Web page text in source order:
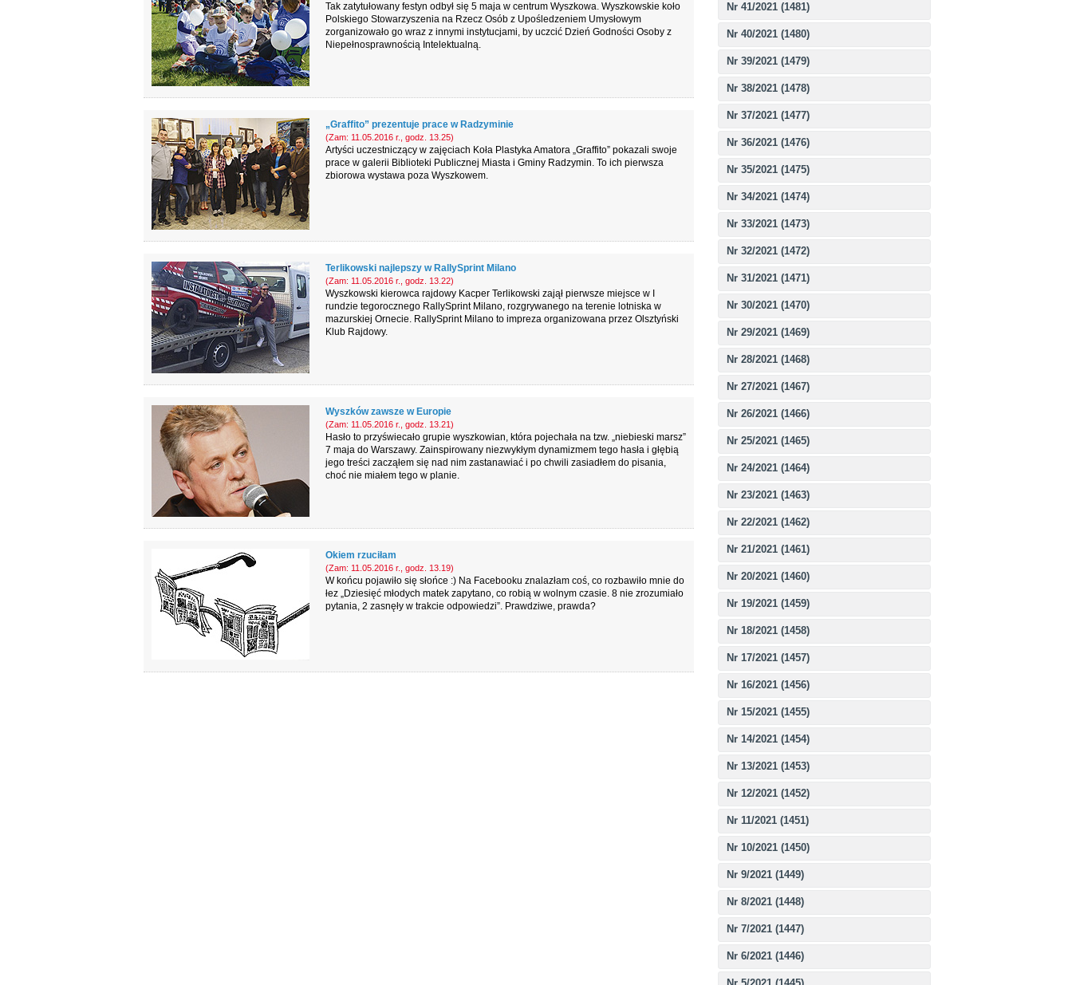
Nr 41/2021 (1481)
Nr 40/2021 (1480)
Nr 39/2021 (1479)
Nr 38/2021 (1478)
Nr 37/2021 (1477)
Nr 36/2021 (1476)
Nr 35/2021 (1475)
Nr 34/2021 (1474)
Nr 33/2021 (1473)
Nr 32/2021 (1472)
Nr 31/2021 (1471)
Nr 30/2021 (1470)
Nr 29/2021 (1469)
Nr 28/2021 (1468)
Nr 27/2021 (1467)
Nr 26/2021 (1466)
Nr 25/2021 (1465)
Nr 24/2021 (1464)
Nr 23/2021 (1463)
Nr 22/2021 (1462)
Nr 21/2021 (1461)
Nr 20/2021 (1460)
Nr 19/2021 (1459)
Nr 18/2021 (1458)
Nr 17/2021 (1457)
Nr 16/2021 (1456)
Nr 15/2021 (1455)
Nr 14/2021 (1454)
Nr 13/2021 (1453)
Nr 12/2021 (1452)
Nr 11/2021 (1451)
Nr 10/2021 (1450)
Nr 9/2021 (1449)
Nr 8/2021 (1448)
Nr 7/2021 (1447)
Nr 6/2021 (1446)
Tak zatytułowany festyn odbył się 5 maja w centrum Wyszkowa. Wyszkowskie koło
Polskiego Stowarzyszenia na Rzecz Osób z Upośledzeniem Umysłowym
zorganizowało go wraz z innymi instytucjami, by uczcić Dzień Godności Osoby z
Niepełnosprawnością Intelektualną.
„Graffito” prezentuje prace w Radzyminie
(Zam: 11.05.2016 r., godz. 13.25)
Artyści uczestniczący w zajęciach Koła Plastyka Amatora „Graffito” pokazali swoje
prace w galerii Biblioteki Publicznej Miasta i Gminy Radzymin. To ich pierwsza
zbiorowa wystawa poza Wyszkowem.
Terlikowski najlepszy w RallySprint Milano
(Zam: 11.05.2016 r., godz. 13.22)
Wyszkowski kierowca rajdowy Kacper Terlikowski zajął pierwsze miejsce w I
rundzie tegorocznego RallySprint Milano, rozgrywanego na terenie lotniska w
mazurskiej Ornecie. RallySprint Milano to impreza organizowana przez Olsztyński
Klub Rajdowy.
Wyszków zawsze w Europie
(Zam: 11.05.2016 r., godz. 13.21)
Hasło to przyświecało grupie wyszkowian, która pojechała na tzw. „niebieski marsz”
7 maja do Warszawy. Zainspirowany niezwykłym dynamizmem tego hasła i głębią
jego treści zacząłem się nad nim zastanawiać i po chwili zasiadłem do pisania,
choć nie miałem tego w planie.
Okiem rzuciłam
(Zam: 11.05.2016 r., godz. 13.19)
W końcu pojawiło się słońce :) Na Facebooku znalazłam coś, co rozbawiło mnie do
łez „Dziesięć młodych matek zapytano, co robią w wolnym czasie. 8 nie zrozumiało
pytania, 2 zasnęły w trakcie odpowiedzi”. Prawdziwe, prawda?